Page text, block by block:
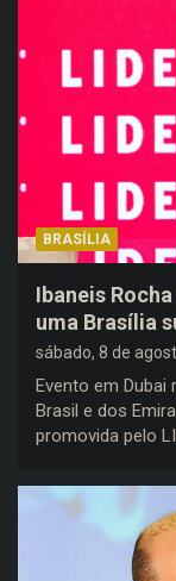
BRASÍLIA
Ibaneis
uma Brasília
sábado, 8 de
Evento em
Brasil e dos
promovida pelo